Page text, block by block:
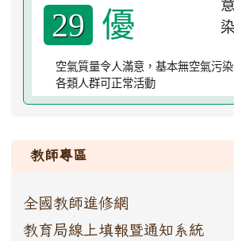
29 優
空氣質量令人滿意，基本無空氣污染
各類人群可正常活動
教師專區
全國教師進修網
教育局線上填報暨通知系統